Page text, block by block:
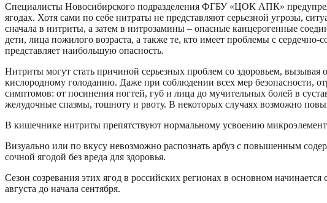
Специалисты Новосибирского подразделения ФГБУ «ЦОК АПК»
ягодах. Хотя сами по себе нитраты не представляют серьезной угрозы,
сначала в нитриты, а затем в нитрозамины – опасные канцерогенные
дети, лица пожилого возраста, а также те, кто имеет проблемы с
представляет наибольшую опасность.
Нитриты могут стать причиной серьезных проблем со здоровьем,
кислородному голоданию. Даже при соблюдении всех мер безопасности,
симптомов: от посинения ногтей, губ и лица до мучительных болей в
желудочные спазмы, тошноту и рвоту. В некоторых случаях возможно
В кишечнике нитриты препятствуют нормальному усвоению
Визуально или по вкусу невозможно распознать арбуз с повышенным
сочной ягодой без вреда для здоровья.
Сезон созревания этих ягод в российских регионах в основном
августа до начала сентября.